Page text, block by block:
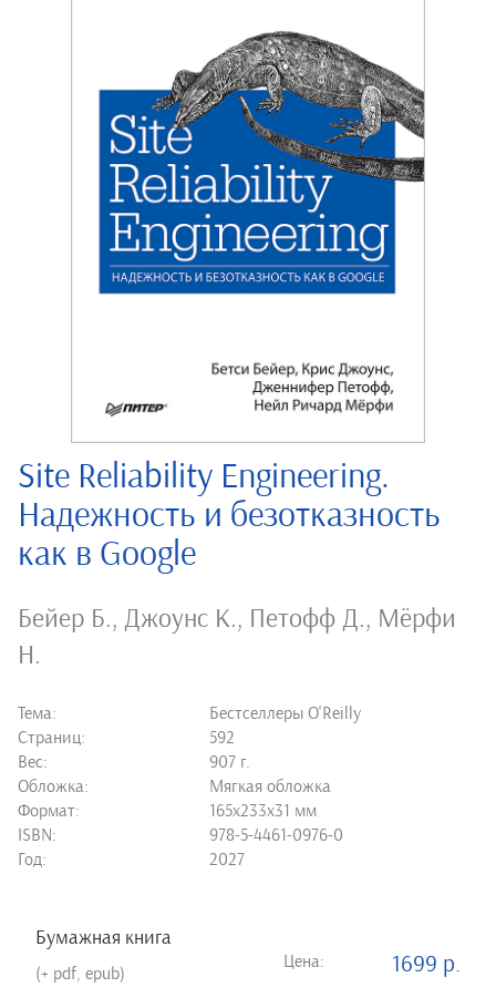
Site Reliability Engineering.
Надежность и безотказность
как в Google
Бейер Б., Джоунс К., Петофф Д., Мёрфи
Н.
Тема:
Бестселлеры O'Reilly
Страниц:
592
Вес:
907 г.
Обложка:
Мягкая обложка
Формат:
165х233х31 мм
ISBN:
978-5-4461-0976-0
Год:
2027
Бумажная книга
(+ pdf, epub)
Цена: 1699 р.